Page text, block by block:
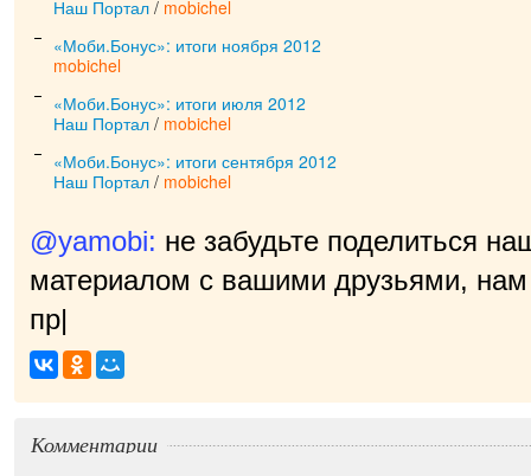
Наш Портал / mobichel
«Моби.Бонус»: итоги ноября 2012
mobichel
«Моби.Бонус»: итоги июля 2012
Наш Портал / mobichel
«Моби.Бонус»: итоги сентября 2012
Наш Портал / mobichel
@yamobi: не забудьте поделиться
материалом с вашими друзьями, нам
приятно!
Комментарии